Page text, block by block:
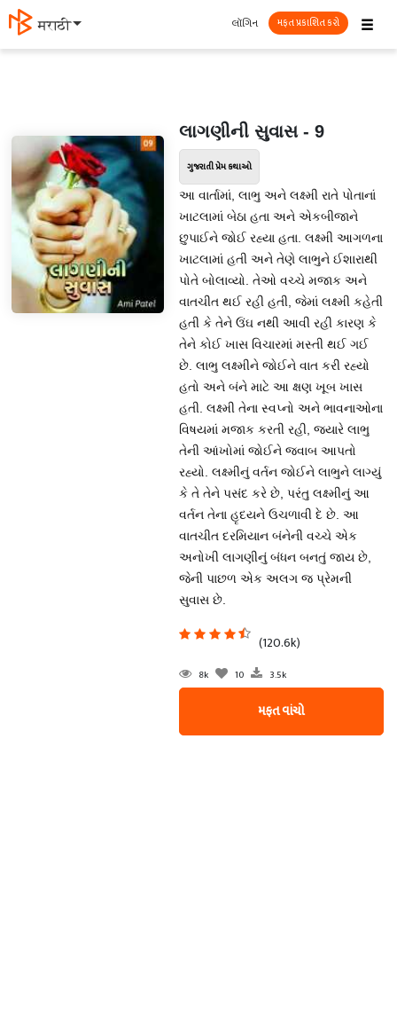
मराठी ☰
લૉગિન મફત પ્રકાશિત કરો
લાગણીની સુવાસ - 9
ગુજરાતી પ્રેમ કથાઓ
આ વાર્તામાં, લાભુ અને લક્ષ્મી રાતે પોતાનાં
ખાટલામાં બેઠા હતા અને એકબીજાને
છુપાઈને જોઈ રહ્યા હતા. લક્ષ્મી આગળના
ખાટલામાં હતી અને તેણે લાભુને ઈશારાથી
પોતે બોલાવ્યો. તેઓ વચ્ચે મજાક અને
વાતચીત થઈ રહી હતી, જેમાં લક્ષ્મી કહેતી
હતી કે તેને ઉંઘ નથી આવી રહી કારણ કે
તેને કોઈ ખાસ વિચારમાં મસ્તી થઈ ગઈ
છે. લાભુ લક્ષ્મીને જોઈને વાત કરી રહ્યો
હતો અને બંને માટે આ ક્ષણ ખૂબ ખાસ
હતી. લક્ષ્મી તેના સ્વપ્નો અને ભાવનાઓના
વિષયમાં મજાક કરતી રહી, જ્યારે લાભુ
તેની આંખોમાં જોઈને જવાબ આપતો
રહ્યો. લક્ષ્મીનું વર્તન જોઈને લાભુને લાગ્યું
કે તે તેને પસંદ કરે છે, પરંતુ લક્ષ્મીનું આ
વર્તન તેના હૃદયને ઉચળાવી દે છે. આ
વાતચીત દરમિયાન બંનેની વચ્ચે એક
અનોખી લાગણીનું બંધન બનતું જાય છે,
જેની પાછળ એક અલગ જ પ્રેમની
સુવાસ છે.
(120.6k)
8k 10 3.5k
મફત વાંચો